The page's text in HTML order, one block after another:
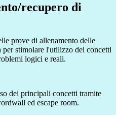
recupero di
prove di allenamento delle
per stimolare l'utilizzo dei concetti
logici e reali.
dei principali concetti tramite
ed escape room.